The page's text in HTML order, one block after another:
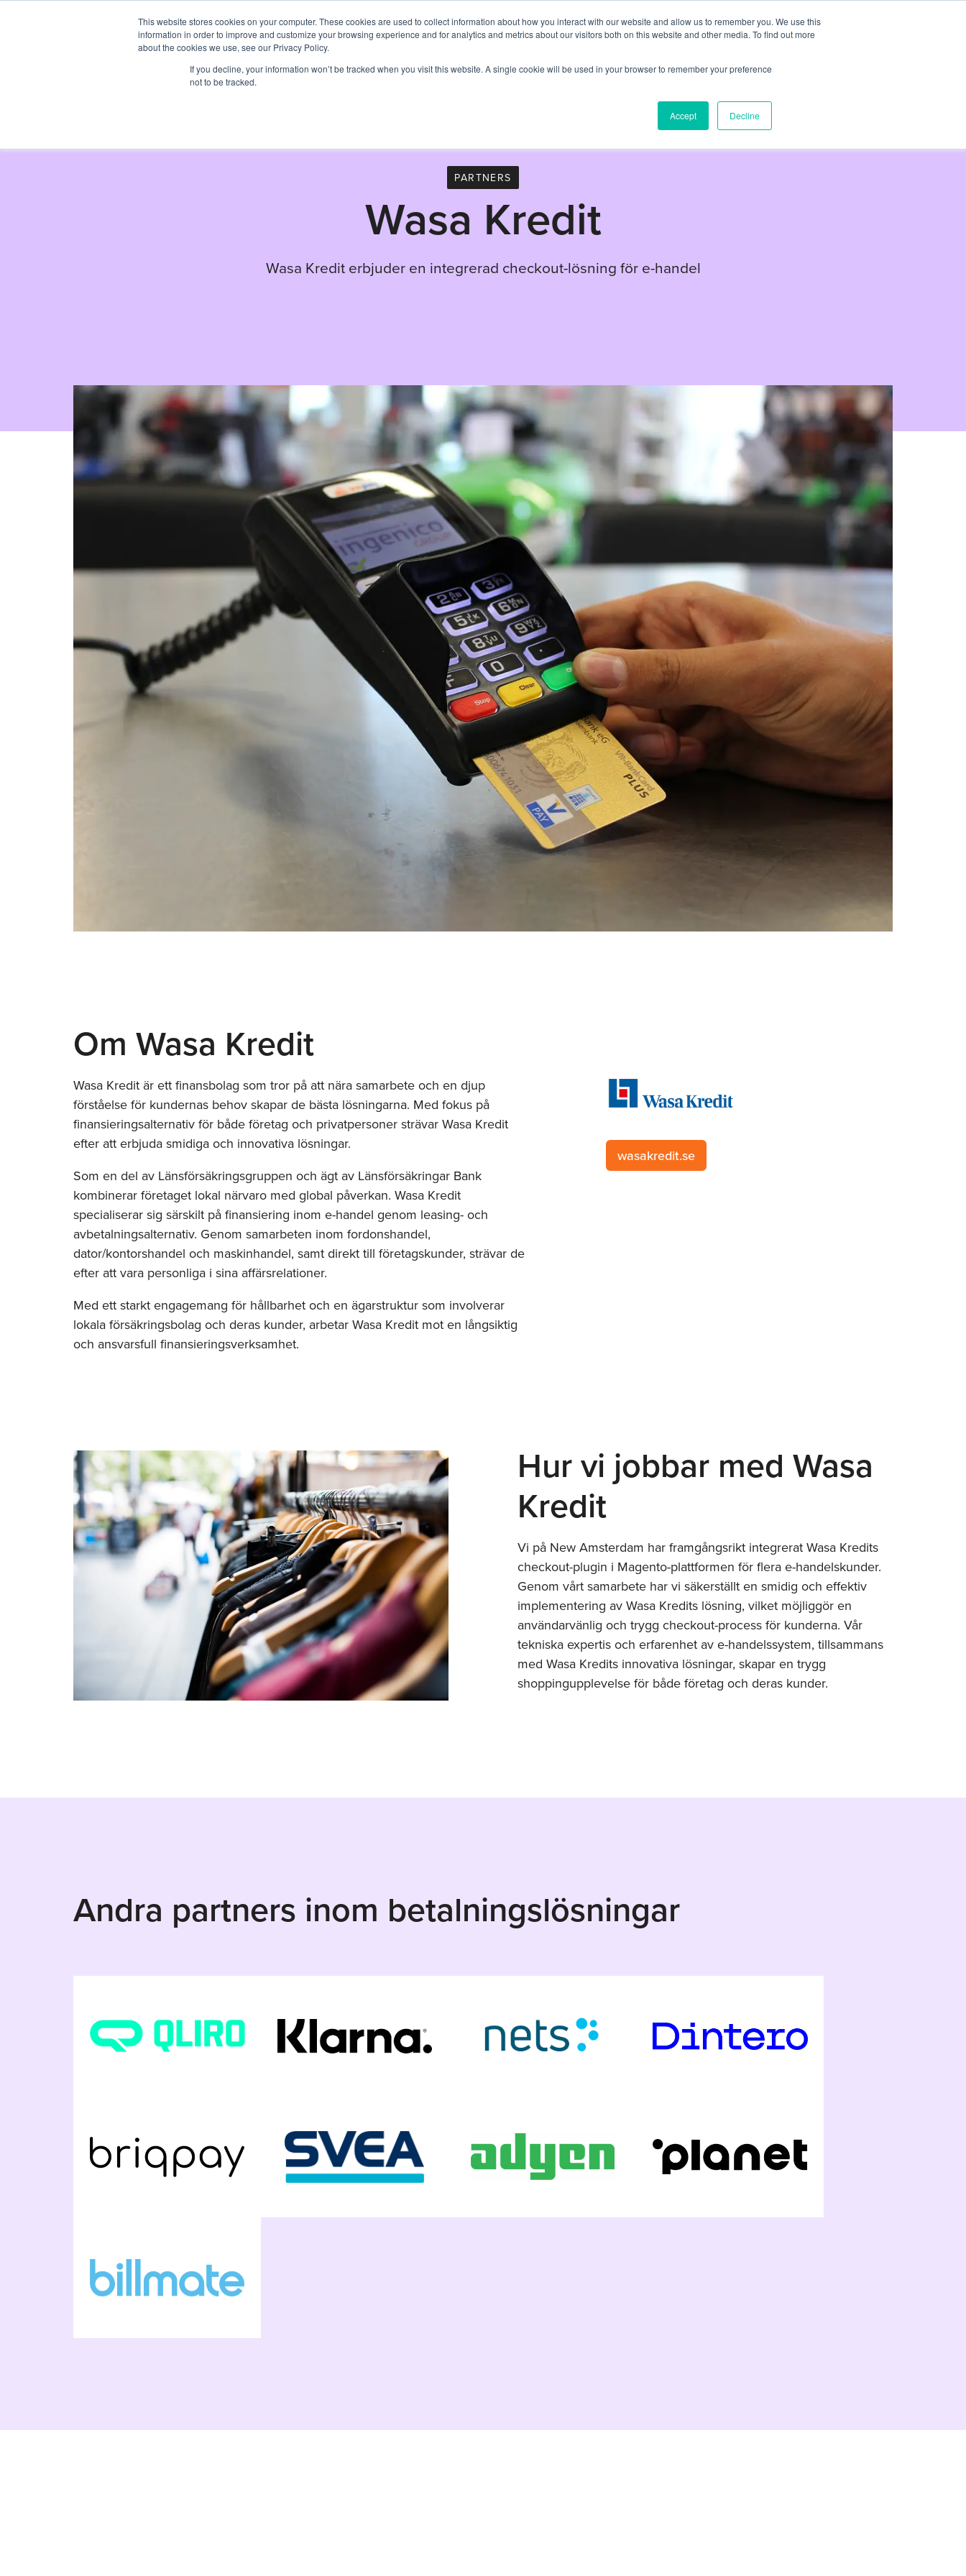
This website stores cookies on your computer. These cookies are used to collect information about how you interact with our website and allow us to remember you. We use this
information in order to improve and customize your browsing experience and for analytics and metrics about our visitors both on this website and other media. To find out more
about the cookies we use, see our Privacy Policy.
If you decline, your information won’t be tracked when you visit this website. A single cookie will be used in your browser to remember your preference
not to be tracked.
Accept Decline
Tjänster Expertområden Magento Kunder Partners Om oss Artiklar
PARTNERS
Wasa Kredit
Wasa Kredit erbjuder en integrerad checkout-lösning för e-handel
Om Wasa Kredit
Wasa Kredit är ett finansbolag som tror på att nära samarbete och en djup
förståelse för kundernas behov skapar de bästa lösningarna. Med fokus på
finansieringsalternativ för både företag och privatpersoner strävar Wasa Kredit
efter att erbjuda smidiga och innovativa lösningar.
Som en del av Länsförsäkringsgruppen och ägt av Länsförsäkringar Bank
kombinerar företaget lokal närvaro med global påverkan. Wasa Kredit
specialiserar sig särskilt på finansiering inom e-handel genom leasing- och
avbetalningsalternativ. Genom samarbeten inom fordonshandel,
dator/kontorshandel och maskinhandel, samt direkt till företagskunder, strävar de
efter att vara personliga i sina affärsrelationer.
Med ett starkt engagemang för hållbarhet och en ägarstruktur som involverar
lokala försäkringsbolag och deras kunder, arbetar Wasa Kredit mot en långsiktig
och ansvarsfull finansieringsverksamhet.
wasakredit.se
Hur vi jobbar med Wasa
Kredit
Vi på New Amsterdam har framgångsrikt integrerat Wasa Kredits
checkout-plugin i Magento-plattformen för flera e-handelskunder.
Genom vårt samarbete har vi säkerställt en smidig och effektiv
implementering av Wasa Kredits lösning, vilket möjliggör en
användarvänlig och trygg checkout-process för kunderna. Vår
tekniska expertis och erfarenhet av e-handelssystem, tillsammans
med Wasa Kredits innovativa lösningar, skapar en trygg
shoppingupplevelse för både företag och deras kunder.
Andra partners inom betalningslösningar